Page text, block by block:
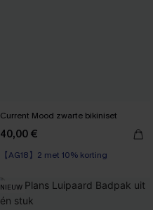
Current Mood zwarte bikiniset
40,00 €
【AG18】2 met 10% korting
NIEUW